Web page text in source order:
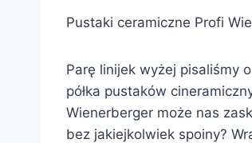
Pustaki ceramiczne Profi
Parę linijek wyżej pisaliśmy
półka pustaków
Wienerberger może nas
bez jakiejkolwiek spoiny?